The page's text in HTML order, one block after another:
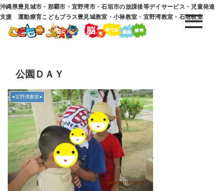
沖縄県豊見城市・那覇市・宜野湾市・石垣市の放課後等デイサービス・児童発達
支援 運動療育こどもプラス豊見城教室・小禄教室・宜野湾教室・石垣教室
公園ＤＡＹ
●宜野湾教室●